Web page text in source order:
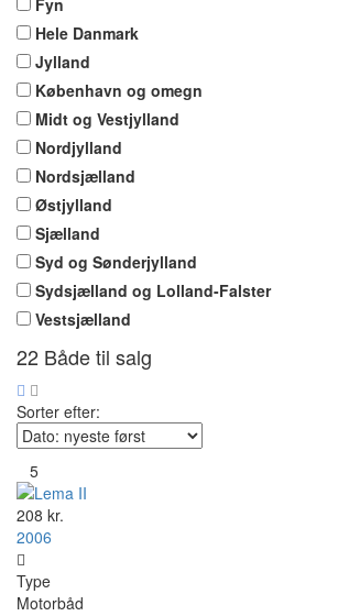
Fyn
Hele Danmark
Jylland
København og omegn
Midt og Vestjylland
Nordjylland
Nordsjælland
Østjylland
Sjælland
Syd og Sønderjylland
Sydsjælland og Lolland-Falster
Vestsjælland
22 Både til salg
Sorter efter:
5
208 kr.
2006
Type
Motorbåd